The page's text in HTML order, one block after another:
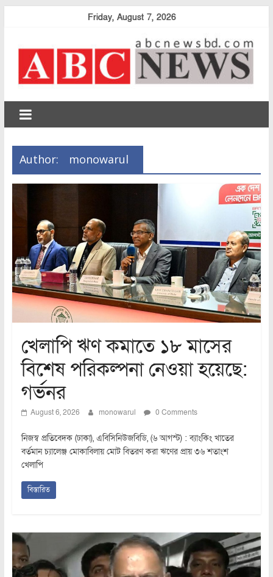
Friday, August 7, 2026
abcnewsbd
Author: monowarul
খেলাপি ঋণ কমাতে ১৮ মাসের
বিশেষ পরিকল্পনা নেওয়া হয়েছে:
গর্ভনর
August 6, 2026 monowarul 0 Comments
নিজস্ব প্রতিবেদক (ঢাকা), এবিসিনিউজবিডি, (৬ আগস্ট) : ব্যাংকিং খাতের
বর্তমান চ্যালেঞ্জ মোকাবিলায় মোট বিতরণ করা ঋণের প্রায় ৩৬ শতাংশ
খেলাপি
বিস্তারিত